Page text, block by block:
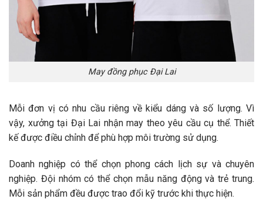
May đồng phục Đại Lai
Mỗi đơn vị có nhu cầu riêng về kiểu dáng và số lượng. Vì
vậy, xưởng tại Đại Lai nhận may theo yêu cầu cụ thể. Thiết
kế được điều chỉnh để phù hợp môi trường sử dụng.
Doanh nghiệp có thể chọn phong cách lịch sự và chuyên
nghiệp. Đội nhóm có thể chọn mẫu năng động và trẻ trung.
Mỗi sản phẩm đều được trao đổi kỹ trước khi thực hiện.